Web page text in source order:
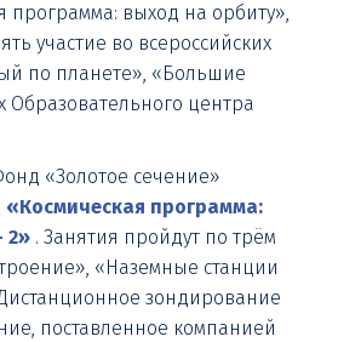
программа: выход на орбиту»,
участие во всероссийских
по планете», «Большие
Образовательного центра
«Золотое сечение»
«Космическая программа:
2» . Занятия пройдут по трём
«Наземные станции
зондирование
поставленное компанией